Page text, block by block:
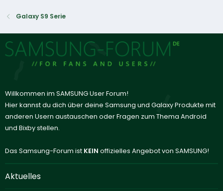
Galaxy S9 Serie
Willkommen im SAMSUNG User Forum!
Hier kannst du dich über deine Samsung und Galaxy Produkte mit
anderen Usern austauschen oder Fragen zum Thema Android
und Bixby stellen.
Das Samsung-Forum ist KEIN offizielles Angebot von SAMSUNG!
Aktuelles